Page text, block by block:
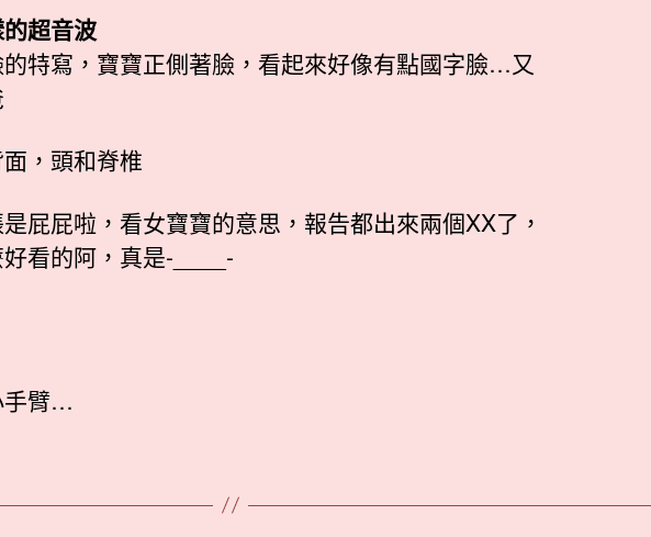
超音波
特寫，寶寶正側著臉，看起來好像有點國字臉…又
，頭和脊椎
屁屁啦，看女寶寶的意思，報告都出來兩個XX了，
看的阿，真是-____-
手臂…